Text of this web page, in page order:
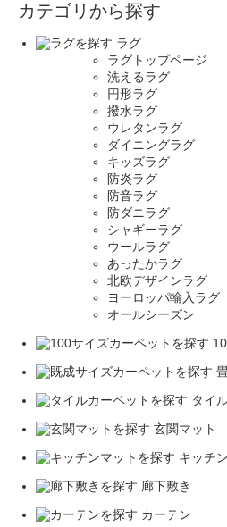
カテゴリから探す
ラグ
ラグトップページ
洗えるラグ
円形ラグ
撥水ラグ
ウレタンラグ
ダイニングラグ
キッズラグ
防炎ラグ
防音ラグ
防ダニラグ
シャギーラグ
ウールラグ
あったかラグ
北欧デザインラグ
ヨーロッパ輸入ラグ
オールシーズン
タイ
玄関マット
キッチ
廊下敷き
カーテン